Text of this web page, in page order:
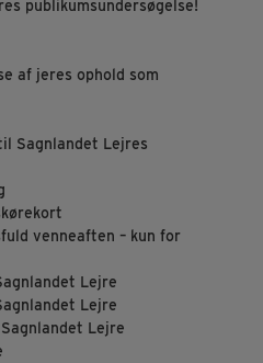
publikumsundersøgelse!
af jeres ophold som
Sagnlandet Lejres
venneaften – kun for
Lejre
Lejre
Lejre